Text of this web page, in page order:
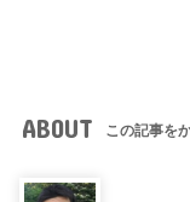
ABOUT この記事を